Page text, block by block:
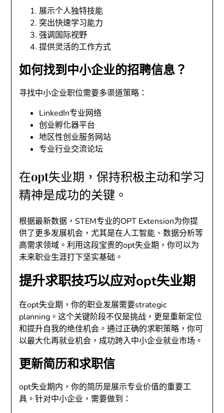
展示个人独特技能
突出快速学习能力
强调国际视野
提供灵活的工作方式
如何找到中小企业的招聘信息？
寻找中小企业职位需要多渠道策略：
LinkedIn专业网络
创业孵化器平台
地区性创业服务网站
专业行业交流论坛
在opt失业期，保持积极主动和学习
精神是成功的关键。
根据最新数据，STEM专业的OPT Extension为你提
供了更多发展机会，尤其是在人工智能、数据分析等
高需求领域。利用这段宝贵的opt失业期，你可以为
未来职业生涯打下坚实基础。
提升求职技巧以应对opt失业期
在opt失业期，你的职业发展需要strategic
planning。这个关键阶段不仅是挑战，更是重新定位
和提升自我的绝佳机会。通过正确的求职策略，你可
以最大化再就业机会，成功跨入中小企业就业市场。
更新简历和求职信
opt失业期内，你的简历是展示专业价值的重要工
具。针对中小企业，需要做到：